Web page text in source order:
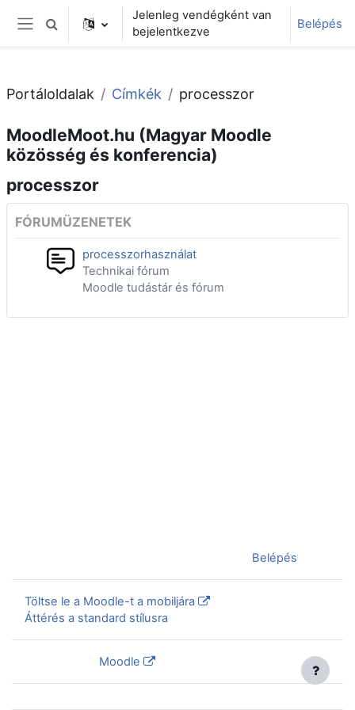
Tovább a fő tartalomhoz
Oldalpanel
Keresési bemeneti adatok váltása
Jelenleg vendégként van
bejelentkezve
Belépés
Portáloldalak Címkék processzor
MoodleMoot.hu (Magyar Moodle
közösség és konferencia)
processzor
FÓRUMÜZENETEK
processzorhasználat
Technikai fórum
Moodle tudástár és fórum
Belépés
Töltse le a Moodle-t a mobiljára
Áttérés a standard stílusra
Moodle